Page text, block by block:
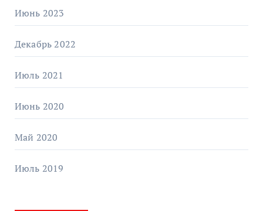
Июнь 2023
Декабрь 2022
Июль 2021
Июнь 2020
Май 2020
Июль 2019